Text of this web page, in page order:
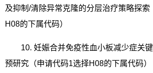
及抑制 /清除异常克隆的分层治疗策略探索
H08的下属代码）
10. 妊娠合并免疫性血小板减少症关
预研究（申请代码1选择H08的下属代码）